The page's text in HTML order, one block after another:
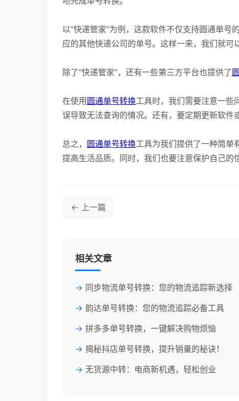
以“快递管家”为例，这款软件不仅支持圆通单
应的其他快递公司的单号。这样一来，我们就可
除了“快递管家”，还有一些第三方平台也提供了
在使用 圆通单号转换工具时，我们需要注意一些
误导致无法查询的情况。还有，要定期更新软件
总之， 圆通单号转换工具为我们提供了一种简单
提高生活品质。同时，我们也要注意保护自己的
← 上一篇
相关文章
同步物流单号转换：您的物流追踪新选择
韵达单号转换：您的物流追踪必备工具
拼多多单号转换，一键解决购物烦恼
揭秘抖店单号转换，提升销量的秘诀！
无货源中转：电商新机遇，轻松创业